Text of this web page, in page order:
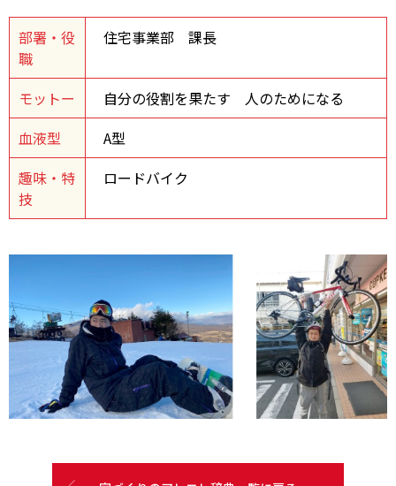
部署・役
職
住宅事業部 課長
モットー
自分の役割を果たす 人のためになる
血液型
A型
趣味・特
技
ロードバイク